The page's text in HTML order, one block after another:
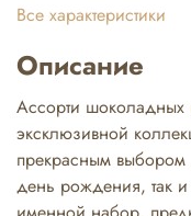
Все характеристики
Описание
Ассорти шоколадных
эксклюзивной
прекрасным
день рождения, так